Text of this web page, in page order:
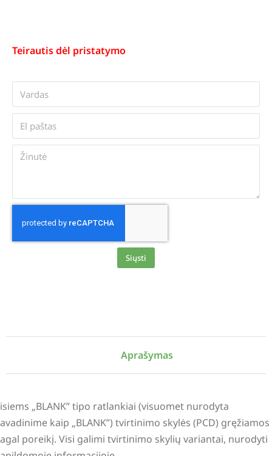
Teirautis dėl pristatymo
Siųsti
Aprašymas
„BLANK” tipo ratlankiai (visuomet nurodyta
kaip „BLANK”) tvirtinimo skylės (PCD) gręžiamos
poreikį. Visi galimi tvirtinimo skylių variantai, nurodyti